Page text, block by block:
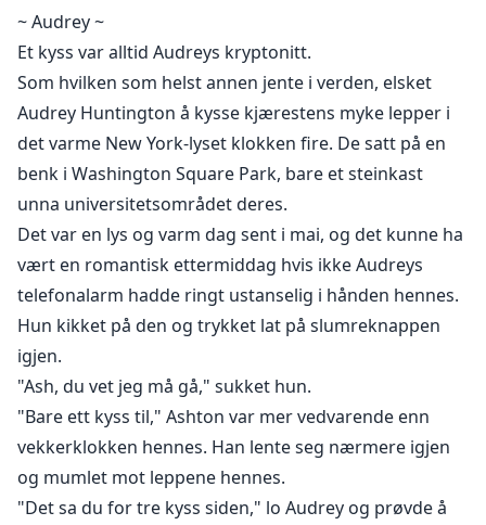
seg fanget i en kjærlighetstriangel med de to
brødrene. Vil hun velge en av dem å gifte seg med,
eller vil hun miste sansene og gå seg vill i djevelens
Advarsel: Modent innhold! Les på eget ansvar. *
~ Audrey ~
Et kyss var alltid Audreys kryptonitt.
Som hvilken som helst annen jente i verden, elsket
Audrey Huntington å kysse kjærestens myke lepper i
det varme New York-lyset klokken fire. De satt på en
benk i Washington Square Park, bare et steinkast
unna universitetsområdet deres.
Det var en lys og varm dag sent i mai, og det kunne ha
vært en romantisk ettermiddag hvis ikke Audreys
telefonalarm hadde ringt ustanselig i hånden hennes.
Hun kikket på den og trykket lat på slumreknappen
igjen.
"Ash, du vet jeg må gå," sukket hun.
"Bare ett kyss til," Ashton var mer vedvarende enn
vekkerklokken hennes. Han lente seg nærmere igjen
og mumlet mot leppene hennes.
"Det sa du for tre kyss siden," lo Audrey og prøvde å